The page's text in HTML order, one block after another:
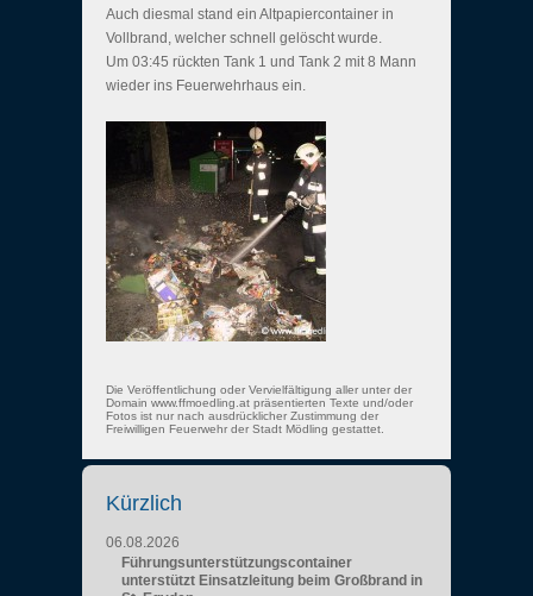
Auch diesmal stand ein Altpapiercontainer in
Vollbrand, welcher schnell gelöscht wurde.
Um 03:45 rückten Tank 1 und Tank 2 mit 8 Mann
wieder ins Feuerwehrhaus ein.
Die Veröffentlichung oder Vervielfältigung aller unter der
Domain www.ffmoedling.at präsentierten Texte und/oder
Fotos ist nur nach ausdrücklicher Zustimmung der
Freiwilligen Feuerwehr der Stadt Mödling gestattet.
Kürzlich
06.08.2026
Führungsunterstützungscontainer
unterstützt Einsatzleitung beim Großbrand in